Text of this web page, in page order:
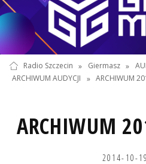
Radio Szczecin » Giermasz »
ARCHIWUM AUDYCJI
» ARCHIWUM
ARCHIWUM
2014-10-19